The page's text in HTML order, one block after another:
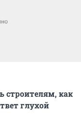
строителям, как
глухой